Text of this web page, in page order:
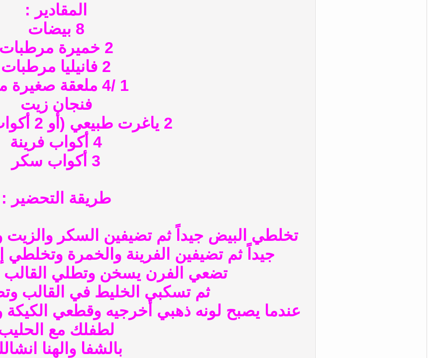
المقادير :
8 بيضات
2 خميرة مرطبات
2 فانيليا مرطبات
1 /4 ملعقة صغيرة ملح
فنجان زيت
2 ياغرت طبيعي (أو 2 أكواب حليب )
4 أكواب فرينة
3 أكواب سكر
طريقة التحضير :
تخلطي البيض جيداً ثم تضيفين السكر والزيت
جيداً ثم تضيفين الفرينة والخمرة
تضعي الفرن يسخن وتطلي القالب
ثم تسكبي الخليط في القالب
عندما يصبح لونه ذهبي أخرجيه وقطعي
لطفلك مع
بالشفا والهنا